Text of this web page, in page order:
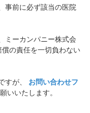
事前に必ず該当の医院
ミーカンパニー株式会
償の責任を一切負わない
すが、 お問い合わせフ
いいたします。